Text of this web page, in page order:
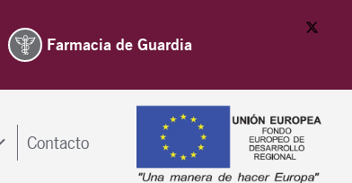
Farmacia de Guardia
Contacto